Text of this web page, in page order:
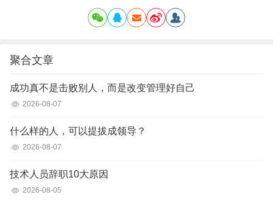
聚合文章
成功真不是击败别人，而是改变管理好自己
2026-08-07
什么样的人，可以提拔成领导？
2026-08-07
技术人员辞职10大原因
2026-08-05